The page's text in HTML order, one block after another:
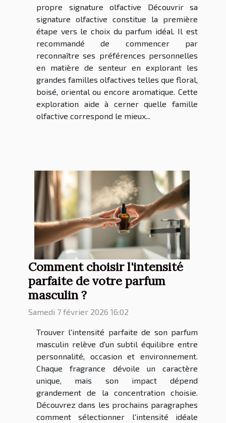
propre signature olfactive Découvrir sa
signature olfactive constitue la première
étape vers le choix du parfum idéal. Il est
recommandé de commencer par
reconnaître ses préférences personnelles
en matière de senteur en explorant les
grandes familles olfactives telles que floral,
boisé, oriental ou encore aromatique. Cette
exploration aide à cerner quelle famille
olfactive correspond le mieux...
Comment choisir l'intensité
parfaite de votre parfum
masculin ?
Samedi 7 février 2026 16:02
Trouver l'intensité parfaite de son parfum
masculin relève d'un subtil équilibre entre
personnalité, occasion et environnement.
Chaque fragrance dévoile un caractère
unique, mais son impact dépend
grandement de la concentration choisie.
Découvrez dans les prochains paragraphes
comment sélectionner l'intensité idéale